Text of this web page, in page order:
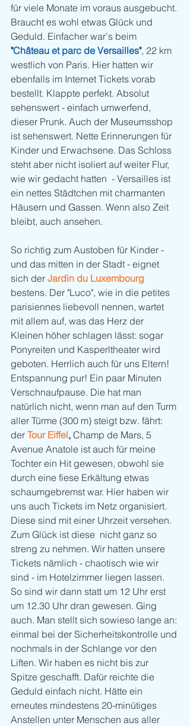
für viele Monate im voraus ausgebucht.
Braucht es wohl etwas Glück und
Geduld. Einfacher war's beim
"Château et parc de Versailles", 22 km
westlich von Paris. Hier hatten wir
ebenfalls im Internet Tickets vorab
bestellt. Klappte perfekt. Absolut
sehenswert - einfach umwerfend,
dieser Prunk. Auch der Museumsshop
ist sehenswert. Nette Erinnerungen für
Kinder und Erwachsene. Das Schloss
steht aber nicht isoliert auf weiter Flur,
wie wir gedacht hatten  - Versailles ist
ein nettes Städtchen mit charmanten
Häusern und Gassen. Wenn also Zeit
bleibt, auch ansehen.
So richtig zum Austoben für Kinder -
und das mitten in der Stadt - eignet
sich der Jardin du Luxembourg
bestens. Der "Luco", wie in die petites
parisiennes liebevoll nennen, wartet
mit allem auf, was das Herz der
Kleinen höher schlagen lässt: sogar
Ponyreiten und Kasperltheater wird
geboten. Herrlich auch für uns Eltern!
Entspannung pur! Ein paar Minuten
Verschnaufpause. Die hat man
natürlich nicht, wenn man auf den Turm
aller Türme (300 m) steigt bzw. fährt:
der Tour Eiffel, Champ de Mars, 5
Avenue Anatole ist auch für meine
Tochter ein Hit gewesen, obwohl sie
durch eine fiese Erkältung etwas
schaumgebremst war. Hier haben wir
uns auch Tickets im Netz organisiert.
Diese sind mit einer Uhrzeit versehen.
Zum Glück ist diese  nicht ganz so
streng zu nehmen. Wir hatten unsere
Tickets nämlich - chaotisch wie wir
sind - im Hotelzimmer liegen lassen.
So sind wir dann statt um 12 Uhr erst
um 12.30 Uhr dran gewesen. Ging
auch. Man stellt sich sowieso lange an:
einmal bei der Sicherheitskontrolle und
nochmals in der Schlange vor den
Liften. Wir haben es nicht bis zur
Spitze geschafft. Dafür reichte die
Geduld einfach nicht. Hätte ein
erneutes mindestens 20-minütiges
Anstellen unter Menschen aus aller